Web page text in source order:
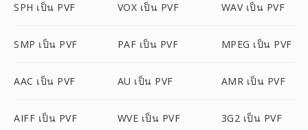
SPH เป็น PVF VOX เป็น PVF WAV เป็น PVF
SMP เป็น PVF PAF เป็น PVF MPEG เป็น PVF
AAC เป็น PVF AU เป็น PVF AMR เป็น PVF
AIFF เป็น PVF WVE เป็น PVF 3G2 เป็น PVF